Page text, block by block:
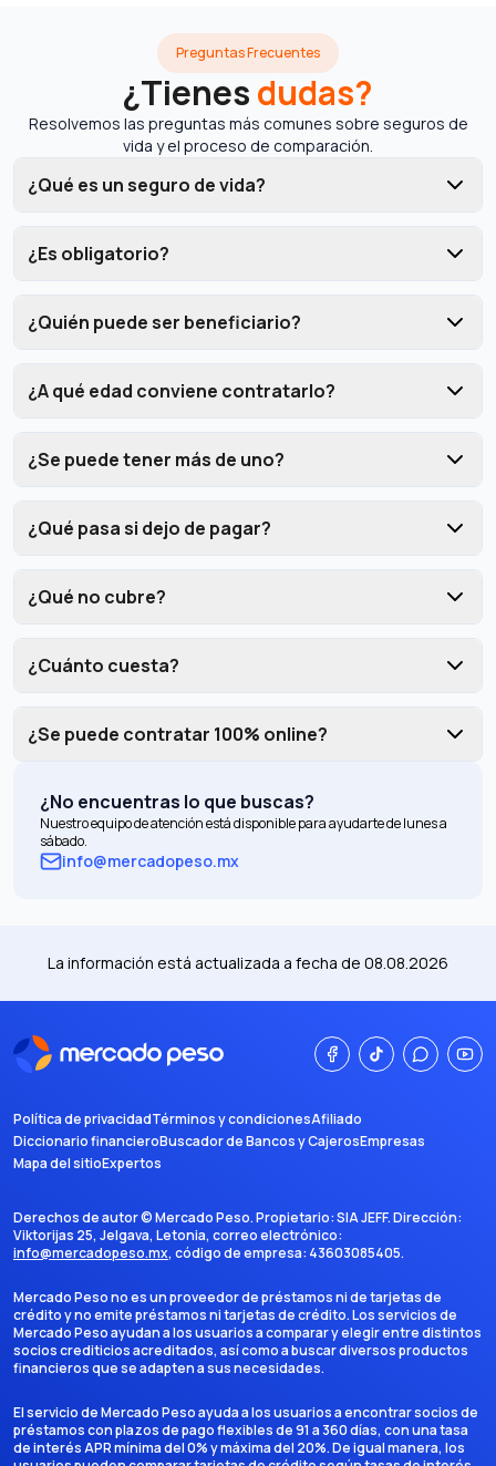
Preguntas Frecuentes
¿Tienesdudas?
Resolvemos las preguntas más comunes sobre seguros de
vida y el proceso de comparación.
¿Qué es un seguro de vida?
¿Es obligatorio?
¿Quién puede ser beneficiario?
¿A qué edad conviene contratarlo?
¿Se puede tener más de uno?
¿Qué pasa si dejo de pagar?
¿Qué no cubre?
¿Cuánto cuesta?
¿Se puede contratar 100% online?
¿No encuentras lo que buscas?
Nuestro equipo de atención está disponible para ayudarte de lunes a
sábado.
info@mercadopeso.mx
La información está actualizada a fecha de 08.08.2026
Política de privacidadTérminos y condicionesAfiliado
Diccionario financieroBuscador de Bancos y CajerosEmpresas
Mapa del sitioExpertos
Derechos de autor ©Mercado Peso. Propietario:SIA JEFF. Dirección:
Viktorijas 25, Jelgava, Letonia, correo electrónico:
info@mercadopeso.mx, código de empresa: 43603085405.
Mercado Peso no es un proveedor de préstamos ni de tarjetas de
crédito y no emite préstamos ni tarjetas de crédito. Los servicios de
Mercado Peso ayudan a los usuarios a comparar y elegir entre distintos
socios crediticios acreditados, así como a buscar diversos productos
financieros que se adapten a sus necesidades.
El servicio de Mercado Peso ayuda a los usuarios a encontrar socios de
préstamos con plazos de pago flexibles de 91 a 360 días, con una tasa
de interés APR mínima del 0% y máxima del 20%. De igual manera, los